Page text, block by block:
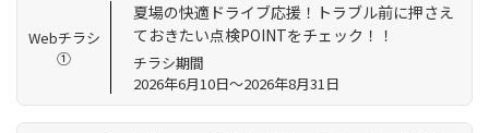
Webチラシ
①
夏場の快適ドライブ応援！トラブル前に押さえ
ておきたい点検POINTをチェック！！
チラシ期間
2026年6月10日～2026年8月31日